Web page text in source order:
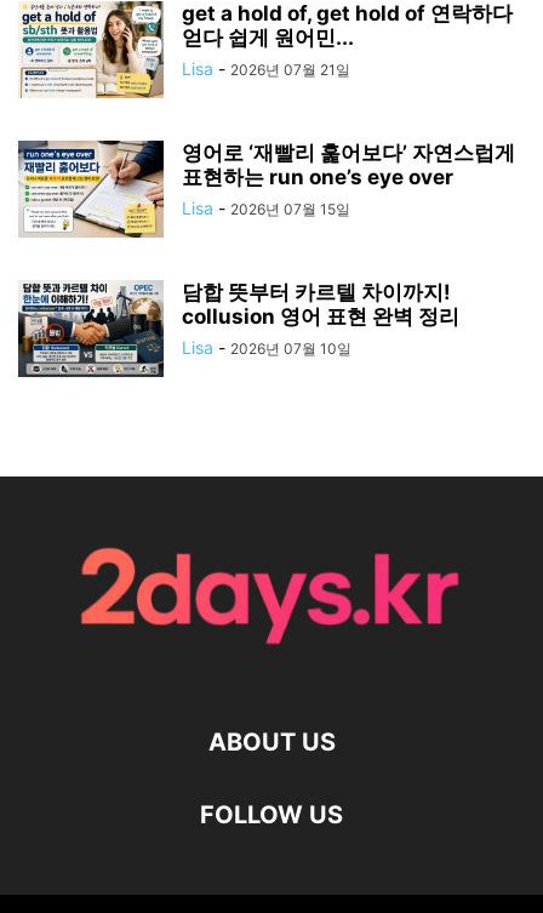
get a hold of, get hold of 연락하다
얻다 쉽게 원어민...
Lisa - 2026년 07월 21일
영어로 ‘재빨리 훑어보다’ 자연스럽게
표현하는 run one’s eye over
Lisa - 2026년 07월 15일
담합 뜻부터 카르텔 차이까지!
collusion 영어 표현 완벽 정리
Lisa - 2026년 07월 10일
ABOUT US
FOLLOW US